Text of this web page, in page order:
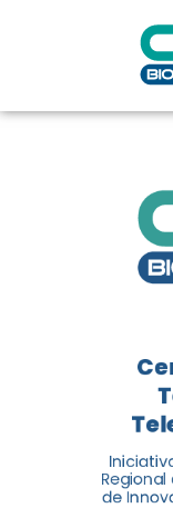
El
tres
de